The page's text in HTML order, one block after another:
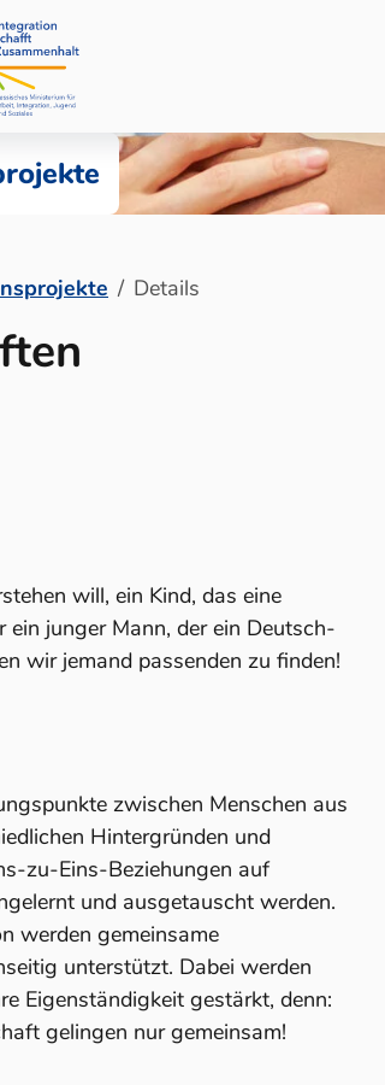
Details
will, ein Kind, das eine
junger Mann, der ein Deutsch-
wir jemand passenden zu finden!
zwischen Menschen aus
Hintergründen und
zu-Eins-Beziehungen auf
und ausgetauscht werden.
werden gemeinsame
unterstützt. Dabei werden
Eigenständigkeit gestärkt, denn:
gelingen nur gemeinsam!